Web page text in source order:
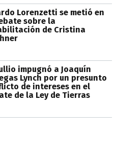
Lorenzetti se metió en
sobre la
de Cristina
impugnó a Joaquín
Lynch por un presunto
de intereses en el
de la Ley de Tierras